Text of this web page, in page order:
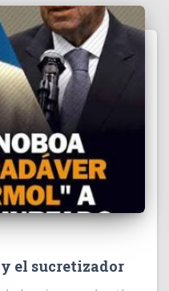
el sucretizador